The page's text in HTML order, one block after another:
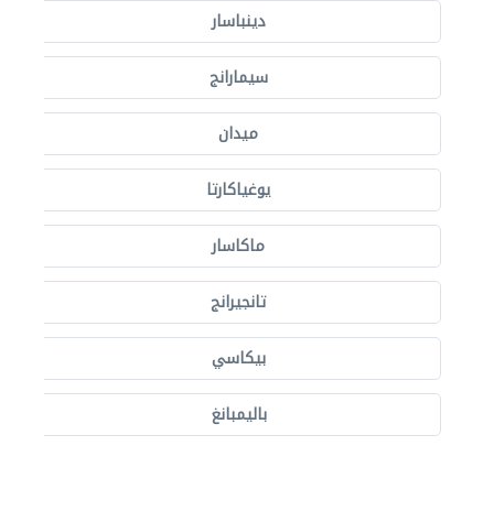
دينباسار
سيمارانج
ميدان
يوغياكارتا
ماكاسار
تانجيرانج
بيكاسي
باليمبانغ